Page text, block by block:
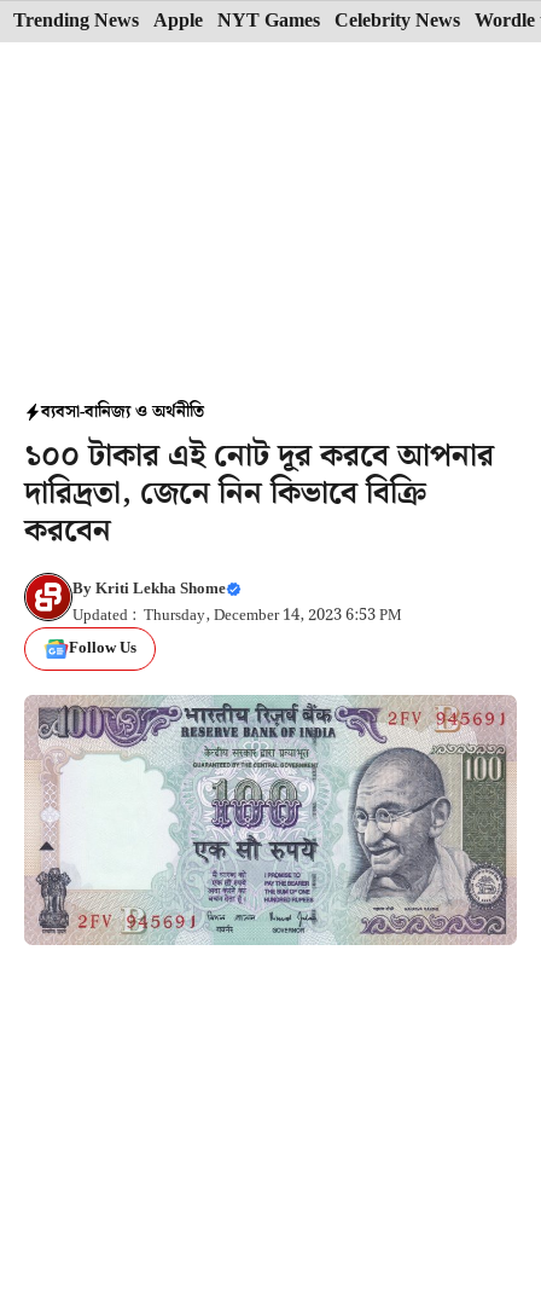
Skip
to
Trending News Apple NYT Games Celebrity News Wordle
ব্যবসা-বানিজ্য ও অর্থনীতি
১০০ টাকার এই নোট দূর করবে আপনার
দারিদ্রতা, জেনে নিন কিভাবে বিক্রি
করবেন
ByKriti Lekha Shome
Updated : Thursday, December 14, 2023 6:53 PM
Follow Us